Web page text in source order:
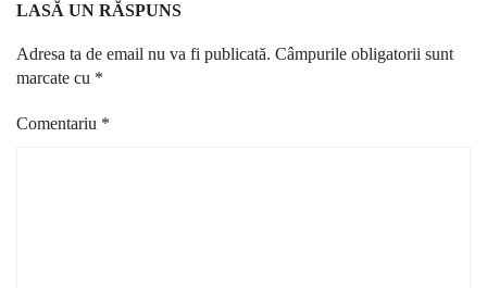
LASĂ UN RĂSPUNS
Adresa ta de email nu va fi publicată. Câmpurile obligatorii sunt
marcate cu *
Comentariu *